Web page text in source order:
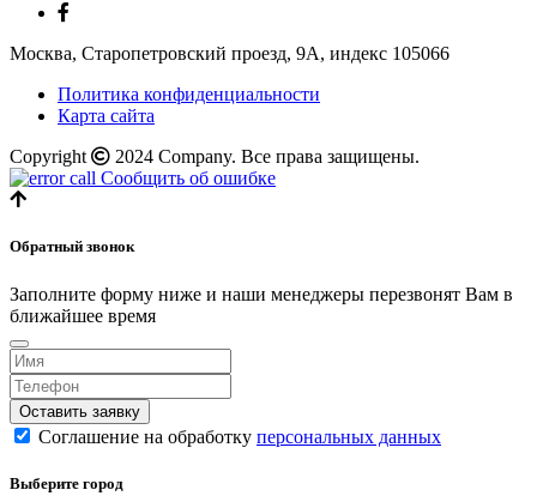
Москва, Старопетровский проезд, 9А, индекс 105066
Политика конфиденциальности
Карта сайта
Copyright
2024 Company. Все права защищены.
Сообщить об ошибке
Обратный звонок
Заполните форму ниже и наши менеджеры перезвонят Вам в
ближайшее время
Оставить заявку
Соглашение на обработку персональных данных
Выберите город